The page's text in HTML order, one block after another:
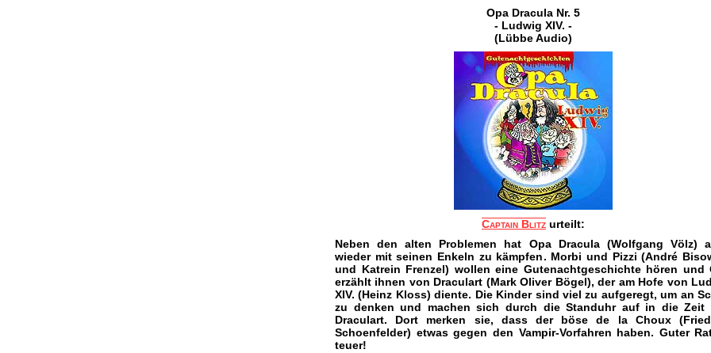
Opa Dracula Nr. 5
- Ludwig XIV. -
(Lübbe Audio)
Captain Blitz urteilt:
Neben den alten Problemen hat Opa Dracula (Wolfgang Völz)
wieder mit seinen Enkeln zu kämpfen. Morbi und Pizzi (André
und Katrein Frenzel) wollen eine Gutenachtgeschichte hören und
erzählt ihnen von Draculart (Mark Oliver Bögel), der am Hofe von
XIV. (Heinz Kloss) diente. Die Kinder sind viel zu aufgeregt, um an
zu denken und machen sich durch die Standuhr auf in die Zeit
Draculart. Dort merken sie, dass der böse de la Choux
Schoenfelder) etwas gegen den Vampir-Vorfahren haben. Guter
teuer!